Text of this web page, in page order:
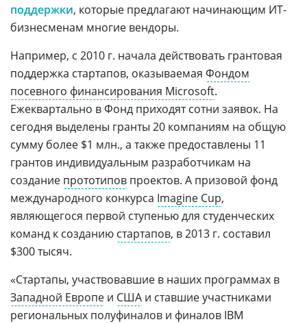
поддержки, которые предлагают начинающим ИТ-
бизнесменам многие вендоры.
Например, с 2010 г. начала действовать грантовая
поддержка стартапов, оказываемая Фондом
посевного финансирования Microsoft.
Ежеквартально в Фонд приходят сотни заявок. На
сегодня выделены гранты 20 компаниям на общую
сумму более $1 млн., а также предоставлены 11
грантов индивидуальным разработчикам на
создание прототипов проектов. А призовой фонд
международного конкурса Imagine Cup,
являющегося первой ступенью для студенческих
команд к созданию стартапов, в 2013 г. составил
$300 тысяч.
«Стартапы, участвовавшие в наших программах в
Западной Европе и США и ставшие участниками
региональных полуфиналов и финалов IBM